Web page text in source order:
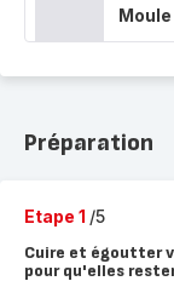
Préparation
Etape 1 /5
Cuire et égoutter
pour qu'elles